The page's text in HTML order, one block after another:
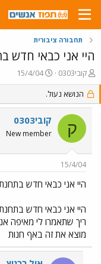
תחבורה ציבורית
היי אני כבאי חדש
פ
ו
ת
ח
נ
קובי0303
פ
ו
ס
ם
ב
ת
ך
15/4/04
הנושא נעול.
ק קובי0303
New member
15/4/04
היי אני כבאי חדש
היי אני כבאי חדש
ריך שתאמרו לי מאיפה
מוצא את זה באף חנות